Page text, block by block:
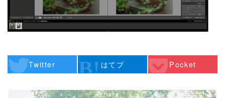
Twitter はてブ Pocket